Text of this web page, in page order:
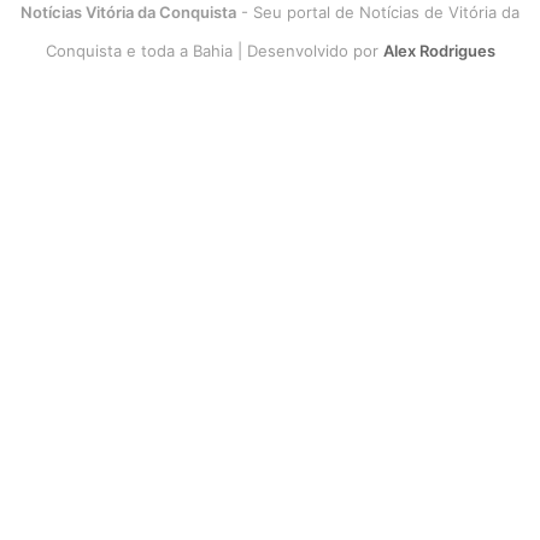
Notícias Vitória da Conquista - Seu portal de Notícias de Vitória da
Conquista e toda a Bahia | Desenvolvido por Alex Rodrigues